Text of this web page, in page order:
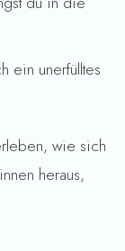
ein unerfülltes
wie sich
heraus,